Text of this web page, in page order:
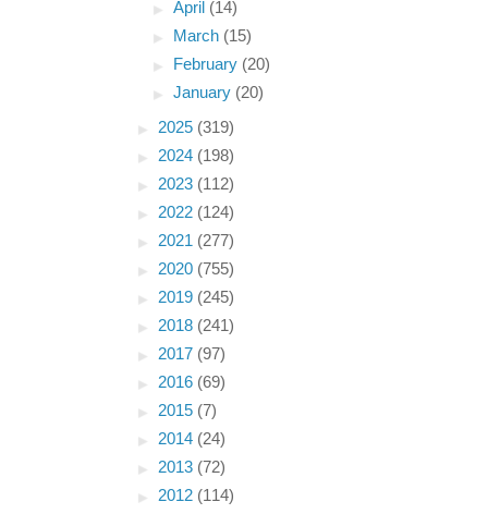
►April (14)
►
March (15)
►
February (20)
►January (20)
► 2025 (319)
► 2024 (198)
► 2023 (112)
► 2022 (124)
► 2021 (277)
► 2020 (755)
► 2019 (245)
► 2018 (241)
► 2017 (97)
► 2016 (69)
► 2015 (7)
► 2014 (24)
► 2013 (72)
► 2012 (114)